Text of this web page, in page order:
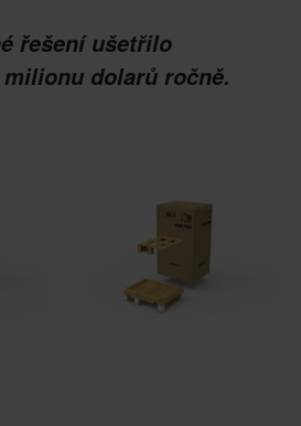
řešení ušetřilo
dolarů ročně.